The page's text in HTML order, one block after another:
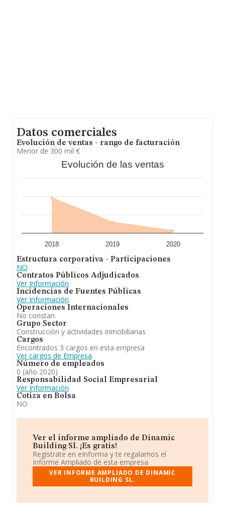
Datos comerciales
Evolución de ventas - rango de facturación
Menor de 300 mil €
Evolución de las ventas
2018 2019 2020
Estructura corporativa - Participaciones
NO
Contratos Públicos Adjudicados
Ver Información
Incidencias de Fuentes Públicas
Ver Información
Operaciones Internacionales
No constan
Grupo Sector
Construcción y actividades inmobiliarias
Cargos
Encontrados 3 cargos en esta empresa
Ver cargos de Empresa
Número de empleados
0 (año 2020)
Responsabilidad Social Empresarial
Ver Información
Cotiza en Bolsa
NO
Ver el informe ampliado de Dinamic
Building Sl. ¡Es gratis!
Regístrate en eInforma y te regalamos el
Informe Ampliado de esta empresa.
VER INFORME AMPLIADO DE DINAMIC
BUILDING SL.